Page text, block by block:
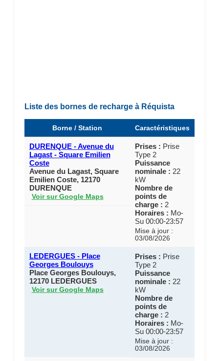
Liste des bornes de recharge à Réquista
Borne / Station Caractéristiques
DURENQUE - Avenue du
Lagast - Square Emilien
Coste
Avenue du Lagast, Square
Emilien Coste, 12170
DURENQUE
Voir sur Google Maps
Prises : Prise
Type 2
Puissance
nominale : 22
kW
Nombre de
points de
charge : 2
Horaires : Mo-
Su 00:00-23:57
Mise à jour :
03/08/2026
LEDERGUES - Place
Georges Boulouys
Place Georges Boulouys,
12170 LEDERGUES
Voir sur Google Maps
Prises : Prise
Type 2
Puissance
nominale : 22
kW
Nombre de
points de
charge : 2
Horaires : Mo-
Su 00:00-23:57
Mise à jour :
03/08/2026